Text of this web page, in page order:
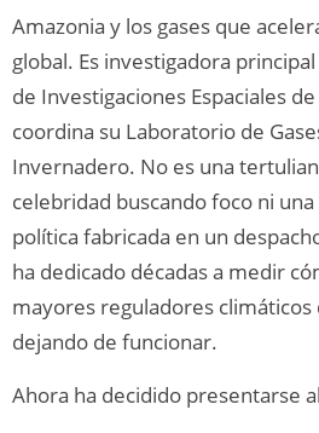
Amazonia y los gases que
global. Es investigadora
de Investigaciones Espaciales
coordina su Laboratorio de
Invernadero. No es una
celebridad buscando foco ni
política fabricada en un
ha dedicado décadas a medir
mayores reguladores climáticos
dejando de funcionar.
Ahora ha decidido presentarse